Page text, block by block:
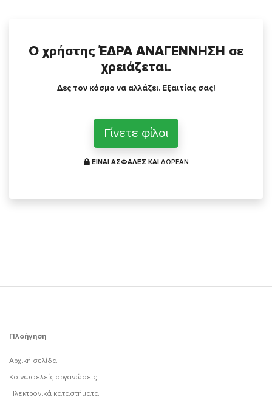
Ο χρήστης ΈΔΡΑ ΑΝΑΓΕΝΝΗΣΗ σε
χρειάζεται.
Δες τον κόσμο να αλλάζει. Εξαιτίας σας!
Γίνετε φίλοι
ΕΙΝΑΙ ΑΣΦΑΛΕΣ ΚΑΙ ΔΩΡΕΑΝ
Πλοήγηση
Αρχική σελίδα
Κοινωφελείς οργανώσεις
Ηλεκτρονικά καταστήματα